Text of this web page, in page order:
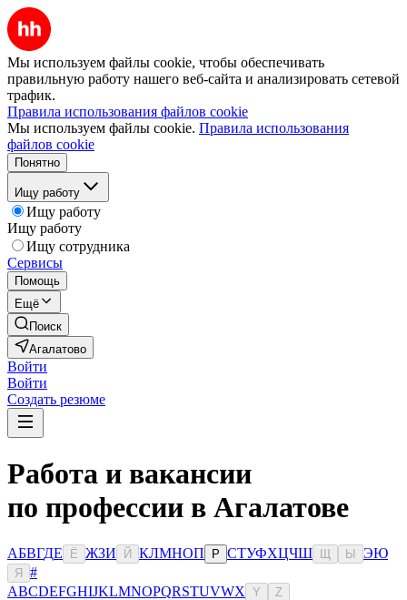
Мы используем файлы cookie, чтобы обеспечивать
правильную работу нашего веб-сайта и анализировать сетевой
трафик.
Правила использования файлов cookie
Мы используем файлы cookie. Правила использования
файлов cookie
Понятно
Ищу работу
Ищу работу
Ищу работу
Ищу сотрудника
Сервисы
Помощь
Ещё
Поиск
Агалатово
Войти
Войти
Создать резюме
Работа и вакансии
по профессии в Агалатове
АБВГДЕ Ё ЖЗИ Й КЛМНОП Р СТУФХЦЧШ Ы ЭЮ
Я
#
ABCDEFGHIJKLMNOPQRSTUVWX Y Z